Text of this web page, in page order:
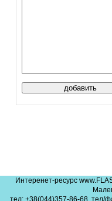
Интеренет-ресурс
тел: +38(044)357-86-68, тел/